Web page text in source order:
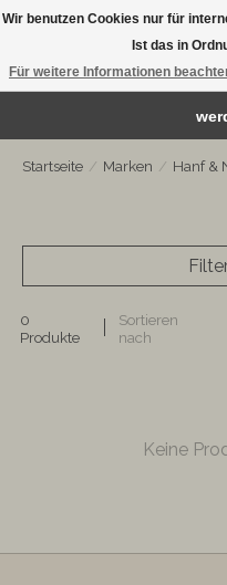
Kostenloser Versand ab €75
Startseite / Marken / Hanf &
0
Produkte
Sortieren
nach
Keine
Wir benutzen Cookies nur für
Ist das in
Für weitere Informationen
← Zurück zum Backoffice
Eventuell können nicht alle